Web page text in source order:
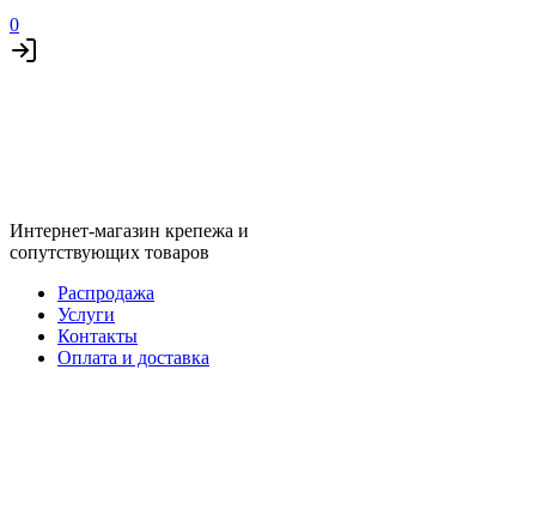
0
Интернет-магазин крепежа и
сопутствующих товаров
Распродажа
Услуги
Контакты
Оплата и доставка